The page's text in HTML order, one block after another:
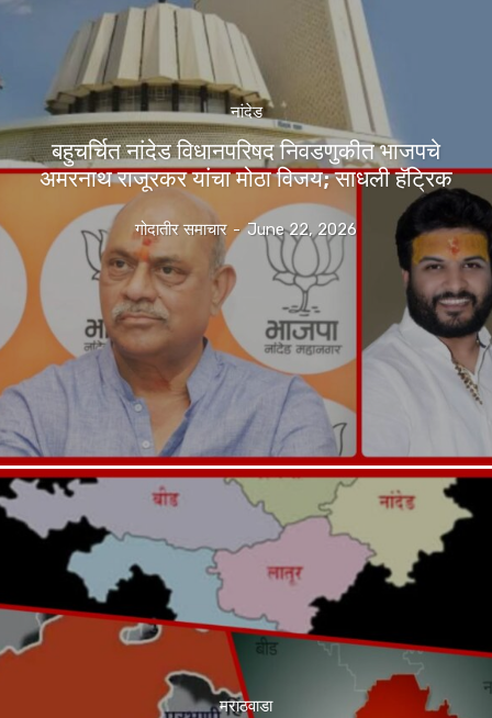
नांदेड
बहुचर्चित नांदेड विधानपरिषद निवडणुकीत भाजपचे
अमरनाथ राजूरकर यांचा मोठा विजय; साधली हॅट्रिक
गोदातीर समाचार - June 22, 2026
मराठवाडा